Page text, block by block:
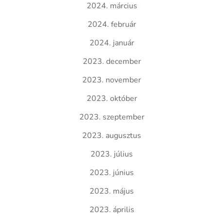
2024. március
2024. február
2024. január
2023. december
2023. november
2023. október
2023. szeptember
2023. augusztus
2023. július
2023. június
2023. május
2023. április